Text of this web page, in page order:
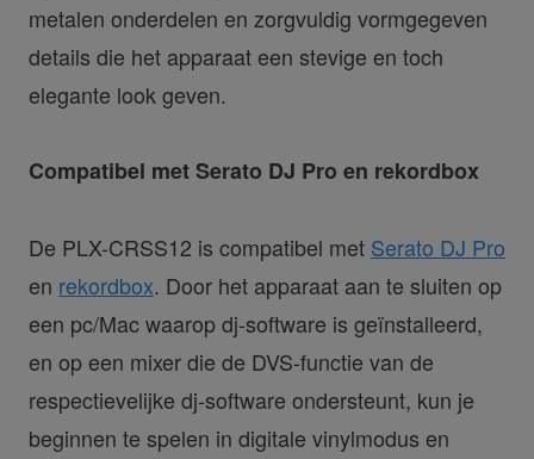
metalen onderdelen en zorgvuldig vormgegeven
details die het apparaat een stevige en toch
elegante look geven.
Compatibel met Serato DJ Pro en rekordbox
De PLX-CRSS12 is compatibel met Serato DJ Pro
en rekordbox. Door het apparaat aan te sluiten op
een pc/Mac waarop dj-software is geïnstalleerd,
en op een mixer die de DVS-functie van de
respectievelijke dj-software ondersteunt, kun je
beginnen te spelen in digitale vinylmodus en